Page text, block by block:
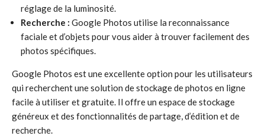
réglage de la luminosité.
Recherche : Google Photos utilise la reconnaissance
faciale et d’objets pour vous aider à trouver facilement des
photos spécifiques.
Google Photos est une excellente option pour les utilisateurs
qui recherchent une solution de stockage de photos en ligne
facile à utiliser et gratuite. Il offre un espace de stockage
généreux et des fonctionnalités de partage, d’édition et de
recherche.